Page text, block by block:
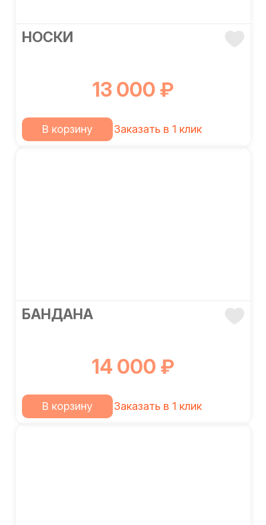
НОСКИ
13 000 ₽
В корзину Заказать в 1 клик
БАНДАНА
14 000 ₽
В корзину Заказать в 1 клик